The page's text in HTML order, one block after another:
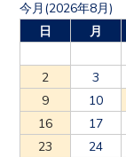
今月(2026年8月)
日
月
2
3
9
10
16
17
23
24